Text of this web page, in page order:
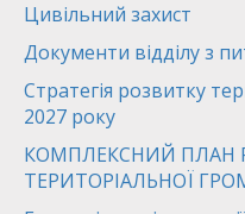
Цивільний захист
Документи відділу з
Стратегія розвитку
2027 року
КОМПЛЕКСНИЙ ПЛАН
ТЕРИТОРІАЛЬНОЇ